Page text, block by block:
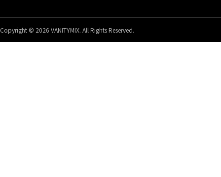
Copyright © 2026 VANITYMIX. All Rights Reserved.